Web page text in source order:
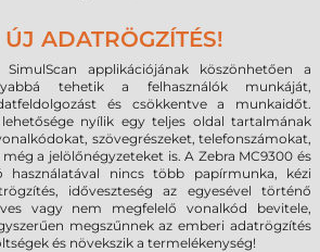
ADATRÖGZÍTÉS!
applikációjának köszönhetően a
tehetik a felhasználók munkáját,
és csökkentve a munkaidőt.
lehetősége nyílik egy teljes oldal tartalmának
szövegrészeket, telefonszámokat,
a jelölőnégyzeteket is. A Zebra MC9300 és
használatával nincs több papírmunka, kézi
időveszteség az egyesével történő
vagy nem megfelelő vonalkód bevitele,
megszűnnek az emberi adatrögzítés
és növekszik a termelékenység!